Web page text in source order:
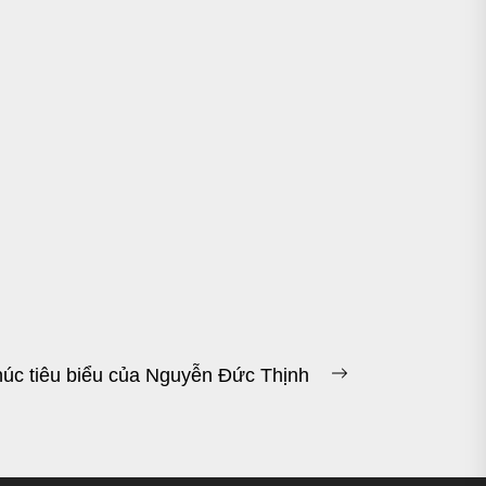
tiêu biểu của Nguyễn Đức Thịnh